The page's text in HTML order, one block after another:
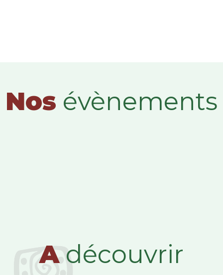
Nos évènements
Adécouvrir